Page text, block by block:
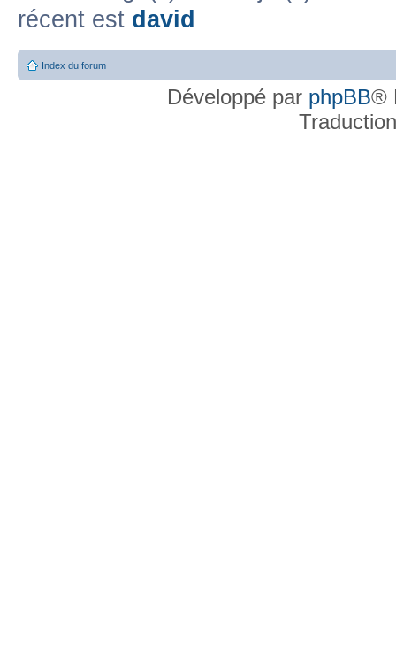
récent est david
Index du forum
Développé par phpBB®